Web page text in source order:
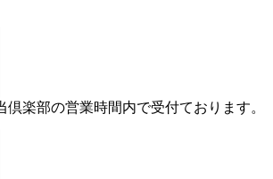
楽部の営業時間内で受付ております。